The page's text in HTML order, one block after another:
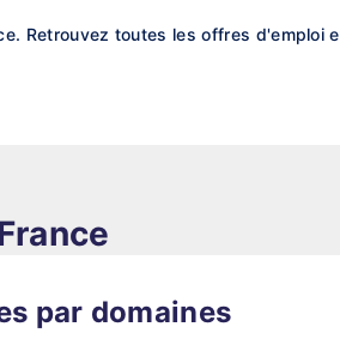
Retrouvez toutes les offres d'emploi
par domaines